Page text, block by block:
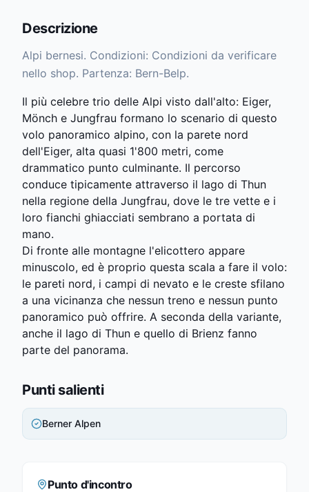
Descrizione
Alpi bernesi. Condizioni: Condizioni da verificare
nello shop. Partenza: Bern-Belp.
Il più celebre trio delle Alpi visto dall'alto: Eiger,
Mönch e Jungfrau formano lo scenario di questo
volo panoramico alpino, con la parete nord
dell'Eiger, alta quasi 1'800 metri, come
drammatico punto culminante. Il percorso
conduce tipicamente attraverso il lago di Thun
nella regione della Jungfrau, dove le tre vette e i
loro fianchi ghiacciati sembrano a portata di
mano.
Di fronte alle montagne l'elicottero appare
minuscolo, ed è proprio questa scala a fare il volo:
le pareti nord, i campi di nevato e le creste sfilano
a una vicinanza che nessun treno e nessun punto
panoramico può offrire. A seconda della variante,
anche il lago di Thun e quello di Brienz fanno
parte del panorama.
Punti salienti
Berner Alpen
Punto d'incontro